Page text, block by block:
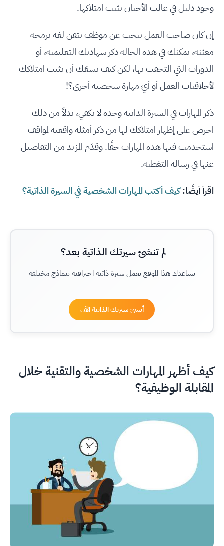
وجود دليل في غالب الأحيان يثبت امتلاكها.
إن كان صاحب العمل يبحث عن موظف يتقن لغة برمجة
معيّنة، يمكنك في هذه الحالة ذكر شهادتك التعليمية، أو
الدورات التي التحقت بها، لكن كيف يسعُك أن تثبت امتلاكك
لأخلاقيات العمل أو أيّ مهارة شخصية أخرى؟!
ذكر المهارات في السيرة الذاتية وحده لا يكفي، بدلاً من ذلك
احرص على إظهار امتلاكك لها من ذكر أمثلة واقعية لمواقف
استخدمت فيها هذه المهارات حقًا. وقدّم المزيد من التفاصيل
عنها في رسالة التغطية.
اقرأ أيضًا:كيف أكتب المهارات الشخصية في السيرة الذاتية؟
لم تنشئ سيرتك الذاتية بعد؟
يساعدك هذا الموقع بعمل سيرة ذاتية احترافية بنماذج مختلفة
أنشئ سيرتك الذاتية الآن
كيف أظهر المهارات الشخصية والتقنية خلال
المقابلة الوظيفية؟